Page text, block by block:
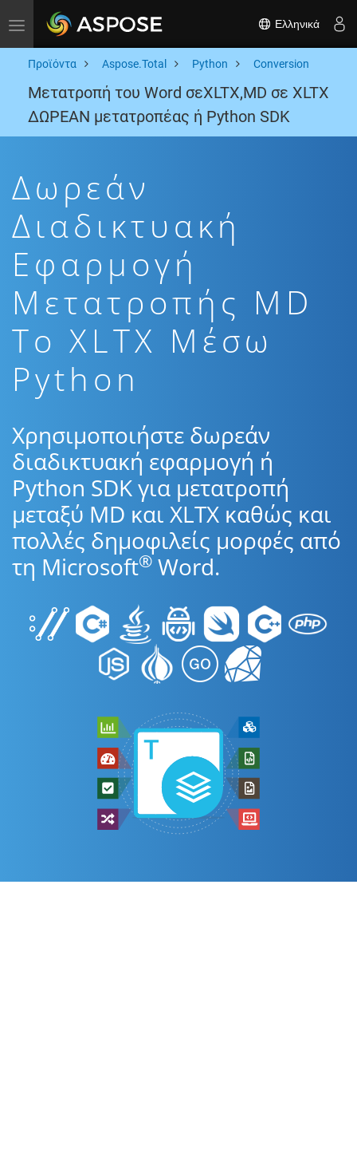
Toggle navigation Ελληνικά
Προϊόντα Aspose.Total Python Conversion
Μετατροπή του Word σεXLTX,MD σε XLTX
ΔΩΡΕΑΝ μετατροπέας ή Python SDK
Δωρεάν
Διαδικτυακή
Εφαρμογή
Μετατροπής MD
To XLTX Μέσω
Python
Χρησιμοποιήστε δωρεάν
διαδικτυακή εφαρμογή ή
Python SDK για μετατροπή
μεταξύ MD και XLTX καθώς και
πολλές δημοφιλείς μορφές από
τη Microsoft® Word.